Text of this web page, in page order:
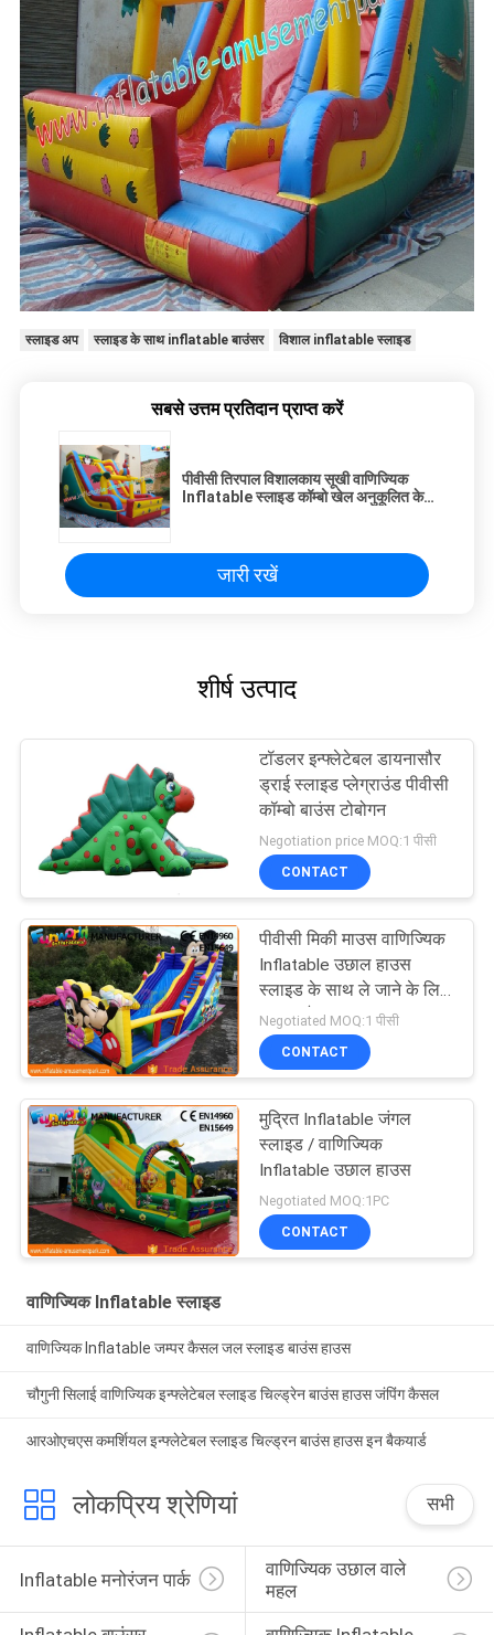
स्लाइड अप स्लाइड के साथ inflatable बाउंसर विशाल inflatable स्लाइड
सबसे उत्तम प्रतिदान प्राप्त करें
पीवीसी तिरपाल विशालकाय सूखी वाणिज्यिक
Inflatable स्लाइड कॉम्बो खेल अनुकूलित के
जारी रखें
शीर्ष उत्पाद
टॉडलर इन्फ्लेटेबल डायनासौर
ड्राई स्लाइड प्लेग्राउंड पीवीसी
कॉम्बो बाउंस टोबोगन
Negotiation price MOQ:1 पीसी
CONTACT
पीवीसी मिकी माउस वाणिज्यिक
Inflatable उछाल हाउस
स्लाइड के साथ ले जाने के लिए
आसान है
Negotiated MOQ:1 पीसी
CONTACT
मुद्रित Inflatable जंगल
स्लाइड / वाणिज्यिक
Inflatable उछाल हाउस
Negotiated MOQ:1PC
CONTACT
वाणिज्यिक Inflatable स्लाइड
वाणिज्यिक Inflatable जम्पर कैसल जल स्लाइड बाउंस हाउस
चौगुनी सिलाई वाणिज्यिक इन्फ्लेटेबल स्लाइड चिल्ड्रेन बाउंस हाउस जंपिंग कैसल
आरओएचएस कमर्शियल इन्फ्लेटेबल स्लाइड चिल्ड्रन बाउंस हाउस इन बैकयार्ड
लोकप्रिय श्रेणियां सभी
Inflatable मनोरंजन पार्क
वाणिज्यिक उछाल वाले
महल